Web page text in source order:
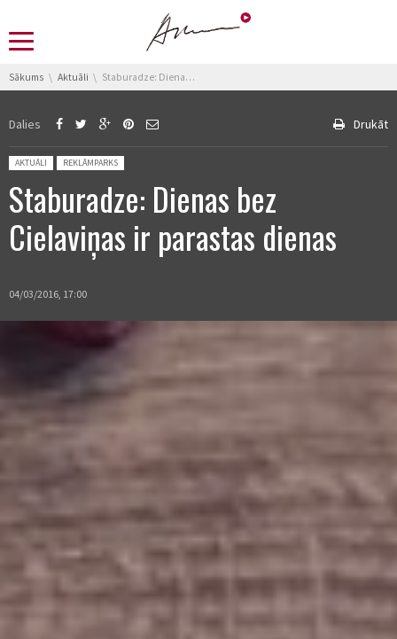
You are here:
Sākums Aktuāli Staburadze: Dienas bez Cielaviņas ir parastas dienas
Dalies Drukāt
Posted in:
AKTUĀLI REKLĀMPARKS
Staburadze: Dienas bez
Cielaviņas ir parastas dienas
04/03/2016, 17:00